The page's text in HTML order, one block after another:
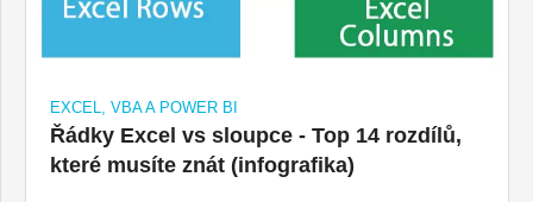
EXCEL, VBA A POWER BI
Řádky Excel vs sloupce - Top 14 rozdílů,
které musíte znát (infografika)